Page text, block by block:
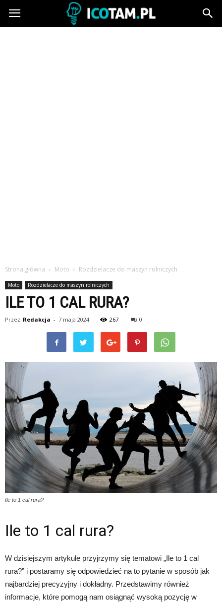
icotam.pl
Strona główna Moto Rozdzielacze do maszyn rolniczych
Moto Rozdzielacze do maszyn rolniczych
ILE TO 1 CAL RURA?
Przez Redakcja - 7 maja 2024 267 0
Ile to 1 cal rura?
Ile to 1 cal rura?
W dzisiejszym artykule przyjrzymy się tematowi „Ile to 1 cal
rura?” i postaramy się odpowiedzieć na to pytanie w sposób jak
najbardziej precyzyjny i dokładny. Przedstawimy również
informacje, które pomogą nam osiągnąć wysoką pozycję w